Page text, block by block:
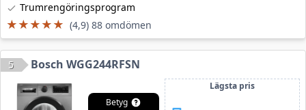
Trumrengöringsprogram
★★★★★
★★★★★ (4,9) 88 omdömen
5 Bosch WGG244RFSN
Betyg
Lägsta pris